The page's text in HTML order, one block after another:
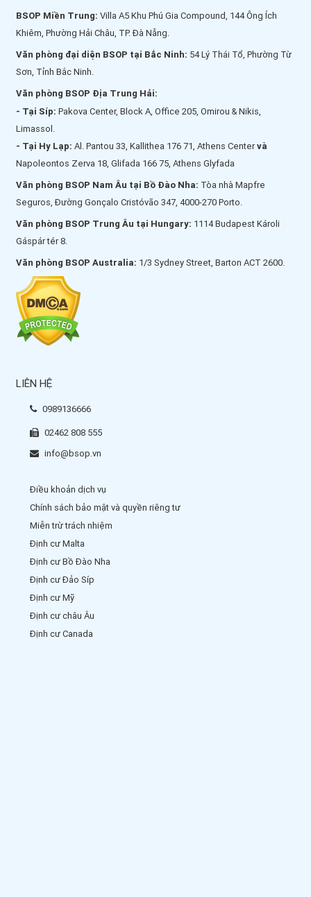
BSOP Miền Trung: Villa A5 Khu Phú Gia Compound, 144 Ông Ích
Khiêm, Phường Hải Châu, TP. Đà Nẵng.
Văn phòng đại diện BSOP tại Bắc Ninh: 54 Lý Thái Tổ, Phường Từ
Sơn, Tỉnh Bắc Ninh.
Văn phòng BSOP Địa Trung Hải:
- Tại Síp: Pakova Center, Block A, Office 205, Omirou & Nikis,
Limassol.
- Tại Hy Lạp: Al. Pantou 33, Kallithea 176 71, Athens Centervà
Napoleontos Zerva 18, Glifada 166 75, Athens Glyfada
Văn phòng BSOP Nam Âu tại Bồ Đào Nha: Tòa nhà Mapfre
Seguros, Đường Gonçalo Cristóvão 347, 4000-270 Porto.
Văn phòng BSOP Trung Âu tại Hungary: 1114 Budapest Károli
Gáspár tér 8.
Văn phòng BSOP Australia: 1/3 Sydney Street, Barton ACT 2600.
LIÊN HỆ
0989136666
02462 808 555
info@bsop.vn
Điều khoản dịch vụ
Chính sách bảo mật và quyền riêng tư
Miễn trừ trách nhiệm
Định cư Malta
Định cư Bồ Đào Nha
Định cư Đảo Síp
Định cư Mỹ
Định cư châu Âu
Định cư Canada